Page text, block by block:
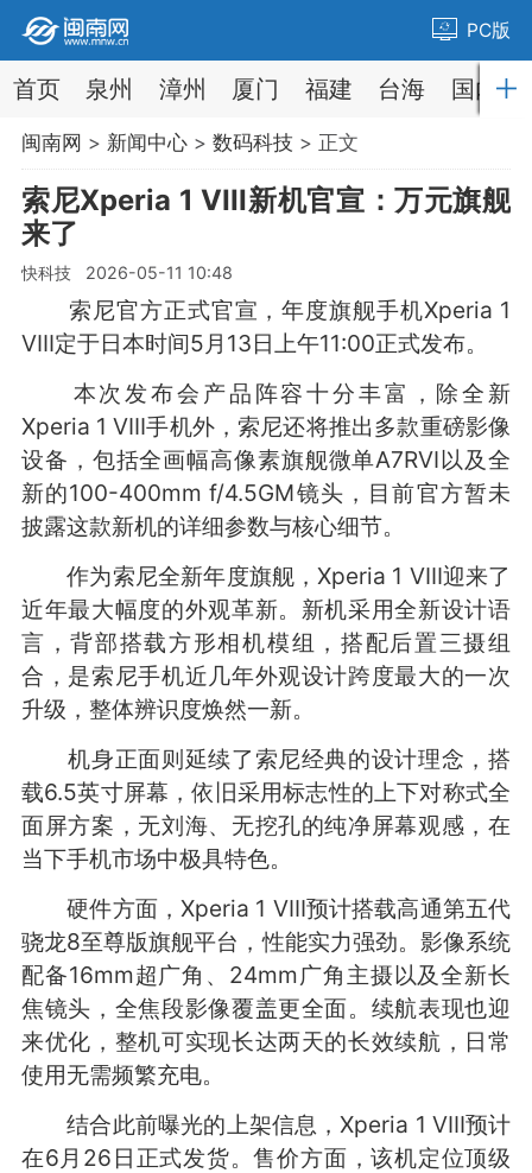
PC版
首页 泉州 漳州 厦门 福建 台海 国内
闽南网 > 新闻中心> 数码科技 > 正文
索尼Xperia 1 VIII新机官宣：万元旗舰
来了
快科技 2026-05-11 10:48
索尼官方正式官宣，年度旗舰手机Xperia 1
VIII定于日本时间5月13日上午11:00正式发布。
本次发布会产品阵容十分丰富，除全新
Xperia 1 VIII手机外，索尼还将推出多款重磅影像
设备，包括全画幅高像素旗舰微单A7RVI以及全
新的100-400mm f/4.5GM镜头，目前官方暂未
披露这款新机的详细参数与核心细节。
作为索尼全新年度旗舰，Xperia 1 VIII迎来了
近年最大幅度的外观革新。新机采用全新设计语
言，背部搭载方形相机模组，搭配后置三摄组
合，是索尼手机近几年外观设计跨度最大的一次
升级，整体辨识度焕然一新。
机身正面则延续了索尼经典的设计理念，搭
载6.5英寸屏幕，依旧采用标志性的上下对称式全
面屏方案，无刘海、无挖孔的纯净屏幕观感，在
当下手机市场中极具特色。
硬件方面，Xperia 1 VIII预计搭载高通第五代
骁龙8至尊版旗舰平台，性能实力强劲。影像系统
配备16mm超广角、24mm广角主摄以及全新长
焦镜头，全焦段影像覆盖更全面。续航表现也迎
来优化，整机可实现长达两天的长效续航，日常
使用无需频繁充电。
结合此前曝光的上架信息，Xperia 1 VIII预计
在6月26日正式发货。售价方面，该机定位顶级